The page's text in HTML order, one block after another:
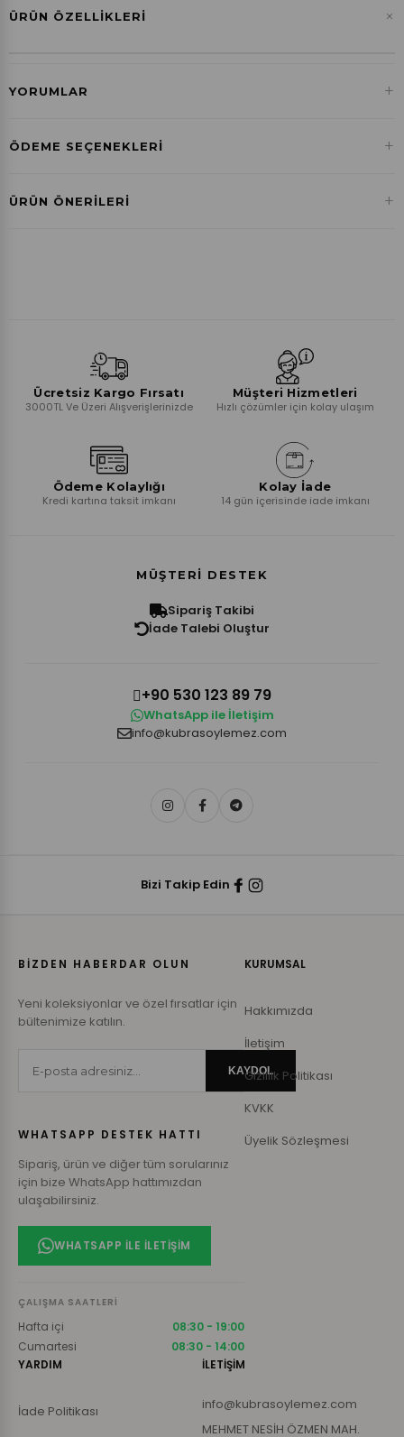
ÜRÜN ÖZELLIKLERI +
YORUMLAR +
ÖDEME SEÇENEKLERI +
Havale ile Ödeme
ÜRÜN ÖNERILERI +
Ücretsiz Kargo Fırsatı
3000TL Ve Üzeri Alışverişlerinizde
Müşteri Hizmetleri
Hızlı çözümler için kolay ulaşım
Ödeme Kolaylığı
Kredi kartına taksit imkanı
Kolay İade
14 gün içerisinde iade imkanı
MÜŞTERI DESTEK
Sipariş Takibi
İade Talebi Oluştur
+90 530 123 89 79
WhatsApp ile İletişim
info@kubrasoylemez.com
Bizi Takip Edin
BİZDEN HABERDAR OLUN
Yeni koleksiyonlar ve özel fırsatlar için
bültenimize katılın.
KAYDOL
WHATSAPP DESTEK HATTI
Sipariş, ürün ve diğer tüm sorularınız
için bize WhatsApp hattımızdan
ulaşabilirsiniz.
WHATSAPP ILE İLETIŞIM
ÇALIŞMA SAATLERI
Hafta içi
08:30 - 19:00
Cumartesi
08:30 - 14:00
KURUMSAL
Hakkımızda
İletişim
Gizlilik Politikası
KVKK
Üyelik Sözleşmesi
YARDIM
İade Politikası
İLETİŞİM
info@kubrasoylemez.com
MEHMET NESİH ÖZMEN MAH.